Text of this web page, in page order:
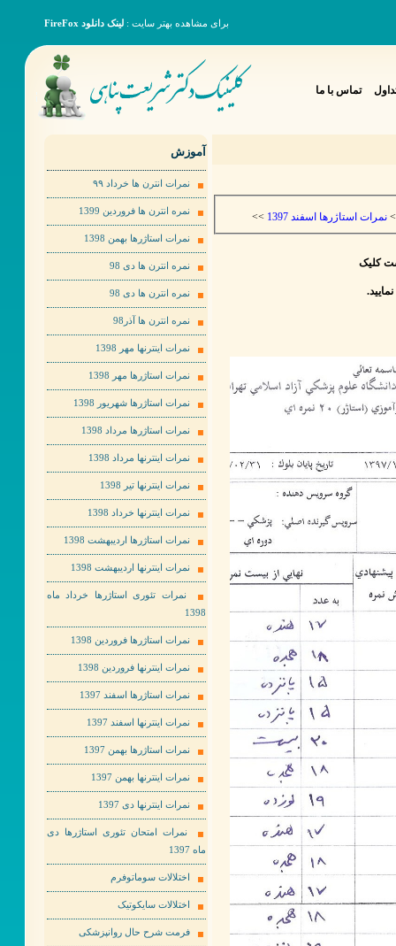
برای مشاهده بهتر سایت : لینک دانلود FireFox
تماس با ما
نمرات استاژرها اسفند 1397 >>
کلیک
آموزش
نمرات انترن ها خرداد ٩٩
نمره انترن ها فروردین 1399
نمرات استاژرها بهمن 1398
نمره انترن ها دی 98
نمره انترن ها دی 98
نمره انترن ها آذر98
نمرات اینترنها مهر 1398
نمرات استاژرها مهر 1398
نمرات استاژرها شهریور 1398
نمرات استاژرها مرداد 1398
نمرات اینترنها مرداد 1398
نمرات اینترنها تیر 1398
نمرات اینترنها خرداد 1398
نمرات استاژرها اردیبهشت 1398
نمرات اینترنها اردیبهشت 1398
نمرات تئوری استاژرها خرداد ماه
1398
نمرات استاژرها فروردین 1398
نمرات اینترنها فروردین 1398
نمرات استاژرها اسفند 1397
نمرات اینترنها اسفند 1397
نمرات استاژرها بهمن 1397
نمرات اینترنها بهمن 1397
نمرات اینترنها دی 1397
نمرات امتحان تئوری استاژرها دی
ماه 1397
اختلالات سوماتوفرم
اختلالات سایکوتیک
فرمت شرح حال روانپزشکی